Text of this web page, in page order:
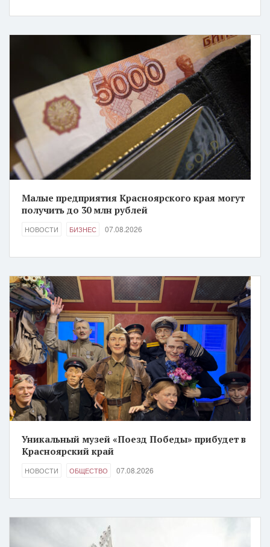
Малые предприятия Красноярского края могут
получить до 30 млн рублей
НОВОСТИ БИЗНЕС 07.08.2026
Уникальный музей «Поезд Победы» прибудет в
Красноярский край
НОВОСТИ ОБЩЕСТВО 07.08.2026